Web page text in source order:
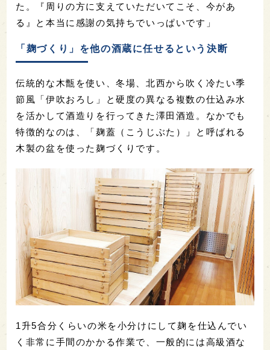
た。『周りの方に支えていただいてこそ、今があ
る』と本当に感謝の気持ちでいっぱいです」
「麹づくり」を他の酒蔵に任せるという決断
伝統的な木甑を使い、冬場、北西から吹く冷たい季
節風「伊吹おろし」と硬度の異なる複数の仕込み水
を活かして酒造りを行ってきた澤田酒造。なかでも
特徴的なのは、「麹蓋（こうじぶた）」と呼ばれる
木製の盆を使った麹づくりです。
1升5合分くらいの米を小分けにして麹を仕込んでい
く非常に手間のかかる作業で、一般的には高級酒な